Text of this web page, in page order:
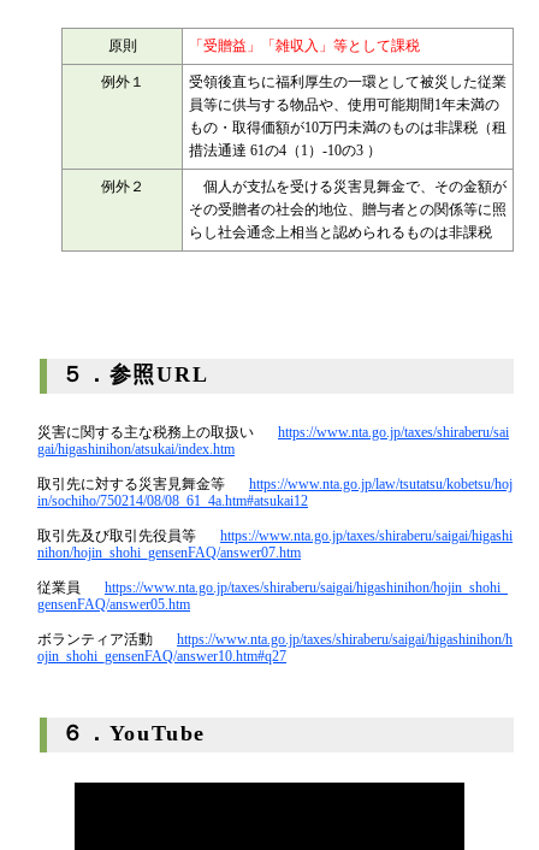
原則 「受贈益」「雑収入」等として課税
例外１
受領後直ちに福利厚生の一環として被災した従業
員等に供与する物品や、使用可能期間1年未満の
もの・取得価額が10万円未満のものは非課税（租
措法通達 61の4（1）-10の3 ）
例外２
個人が支払を受ける災害見舞金で、その金額が
その受贈者の社会的地位、贈与者との関係等に照
らし社会通念上相当と認められるものは非課税
５．参照URL
災害に関する主な税務上の取扱い
https://www.nta.go.jp/taxes/shiraberu/sai
gai/higashinihon/atsukai/index.htm
取引先に対する災害見舞金等
https://www.nta.go.jp/law/tsutatsu/kobetsu/hoj
in/sochiho/750214/08/08_61_4a.htm#atsukai12
取引先及び取引先役員等
https://www.nta.go.jp/taxes/shiraberu/saigai/higashi
nihon/hojin_shohi_gensenFAQ/answer07.htm
従業員
https://www.nta.go.jp/taxes/shiraberu/saigai/higashinihon/hojin_shohi_
gensenFAQ/answer05.htm
ボランティア活動
https://www.nta.go.jp/taxes/shiraberu/saigai/higashinihon/h
ojin_shohi_gensenFAQ/answer10.htm#q27
６．YouTube